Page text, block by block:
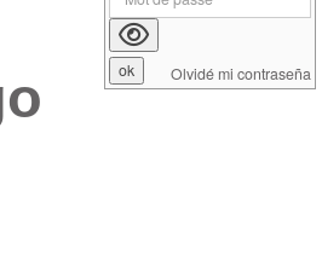
Olvidé mi contraseña